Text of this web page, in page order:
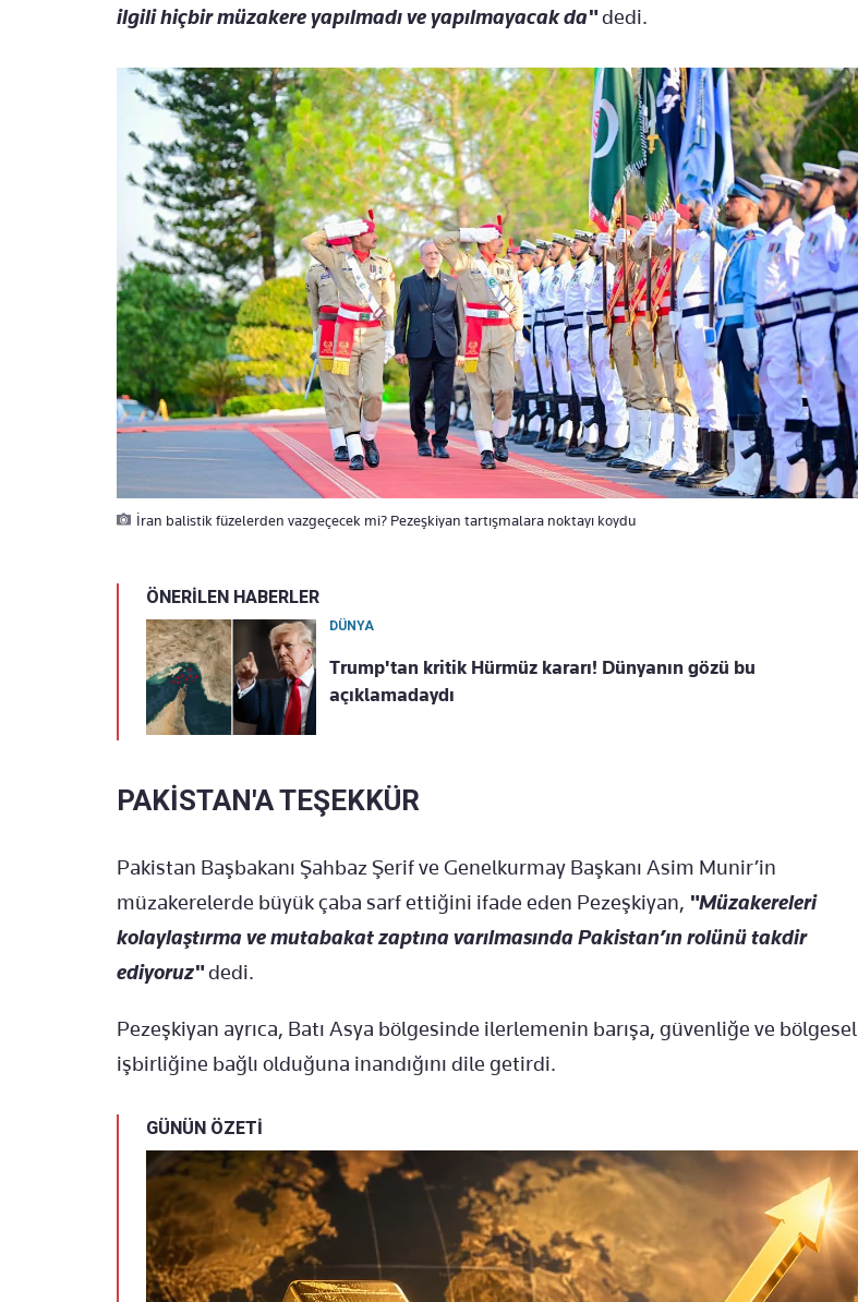
ilgili hiçbir müzakere yapılmadı ve yapılmayacak da"dedi.
İran balistik füzelerden vazgeçecek mi? Pezeşkiyan tartışmalara noktayı koydu
ÖNERİLEN HABERLER
DÜNYA
Trump'tan kritik Hürmüz kararı! Dünyanın gözü bu
açıklamadaydı
PAKİSTAN'A TEŞEKKÜR
Pakistan Başbakanı Şahbaz Şerif ve Genelkurmay Başkanı Asim Munir’in
müzakerelerde büyük çaba sarf ettiğini ifade eden Pezeşkiyan, "Müzakereleri
kolaylaştırma ve mutabakat zaptına varılmasında Pakistan’ın rolünü takdir
ediyoruz"dedi.
Pezeşkiyan ayrıca, Batı Asya bölgesinde ilerlemenin barışa, güvenliğe ve bölgesel
işbirliğine bağlı olduğuna inandığını dile getirdi.
GÜNÜN ÖZETİ